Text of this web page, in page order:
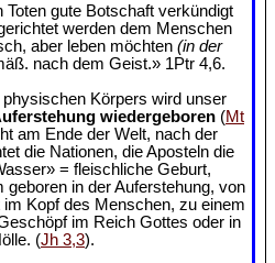
gute Botschaft verkündigt
werden dem Menschen
aber leben möchten (in der
nach dem Geist.» 1Ptr 4,6.
Körpers wird unser
wiedergeboren (Mt
am Ende der Welt, nach der
die Nationen, die Aposteln die
= fleischliche Geburt,
in der Auferstehung, von
Kopf des Menschen, zu einem
im Reich Gottes oder in
(Jh 3,3).